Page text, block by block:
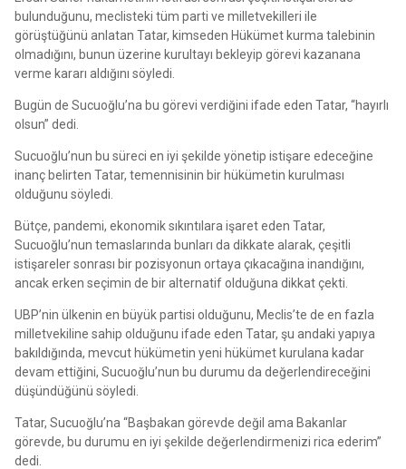
bulunduğunu, meclisteki tüm parti ve milletvekilleri ile
görüştüğünü anlatan Tatar, kimseden Hükümet kurma talebinin
olmadığını, bunun üzerine kurultayı bekleyip görevi kazanana
verme kararı aldığını söyledi.
Bugün de Sucuoğlu’na bu görevi verdiğini ifade eden Tatar, “hayırlı
olsun” dedi.
Sucuoğlu’nun bu süreci en iyi şekilde yönetip istişare edeceğine
inanç belirten Tatar, temennisinin bir hükümetin kurulması
olduğunu söyledi.
Bütçe, pandemi, ekonomik sıkıntılara işaret eden Tatar,
Sucuoğlu’nun temaslarında bunları da dikkate alarak, çeşitli
istişareler sonrası bir pozisyonun ortaya çıkacağına inandığını,
ancak erken seçimin de bir alternatif olduğuna dikkat çekti.
UBP’nin ülkenin en büyük partisi olduğunu, Meclis’te de en fazla
milletvekiline sahip olduğunu ifade eden Tatar, şu andaki yapıya
bakıldığında, mevcut hükümetin yeni hükümet kurulana kadar
devam ettiğini, Sucuoğlu’nun bu durumu da değerlendireceğini
düşündüğünü söyledi.
Tatar, Sucuoğlu’na “Başbakan görevde değil ama Bakanlar
görevde, bu durumu en iyi şekilde değerlendirmenizi rica ederim”
dedi.